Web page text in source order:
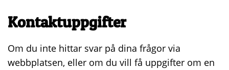
Kontaktuppgifter
Om du inte hittar svar på dina frågor via
webbplatsen, eller om du vill få uppgifter om en